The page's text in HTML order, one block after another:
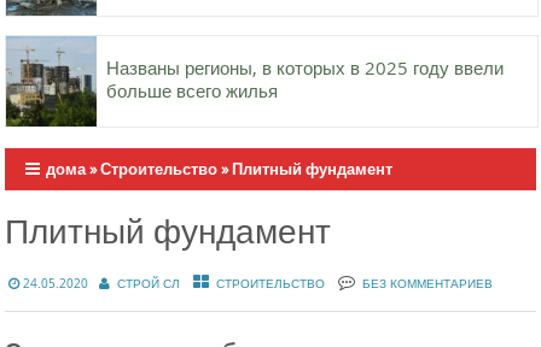
Названы регионы, в которых в 2025 году ввели
больше всего жилья
дома»Строительство»Плитный фундамент
Плитный фундамент
24.05.2020 СТРОЙ СЛ СТРОИТЕЛЬСТВО БЕЗ КОММЕНТАРИЕВ